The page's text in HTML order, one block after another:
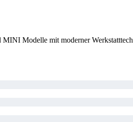
Modelle mit moderner